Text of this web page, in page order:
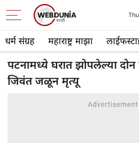
धर्म संग्रह महाराष्ट्र माझा
पटनामध्ये घरात झोपलेल्या
जिवंत जळून मृत्यू